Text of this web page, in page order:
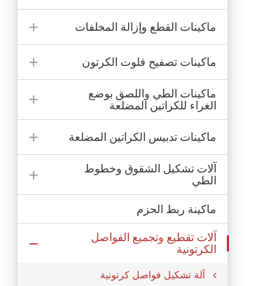
ماكينات القطع وإزالة المخلفات
ماكينات تصفيح فلوت الكرتون
ماكينات الطي واللصق بوضع
الغراء للكراتين المضلعة
ماكينات تدبيس الكراتين المضلعة
آلات تشكيل الشقوق وخطوط
الطي
ماكينة ربط الحزم
آلات تقطيع وتجميع الفواصل
الكرتونية
آلة تشكيل فواصل كرتونية